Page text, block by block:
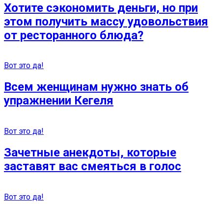
Хотите сэкономить деньги, но при
этом получить массу удовольствия
от ресторанного блюда?
Вот это да!
Всем женщинам нужно знать об
упражнении Кегеля
Вот это да!
Зачетные анекдоты, которые
заставят вас смеяться в голос
Вот это да!